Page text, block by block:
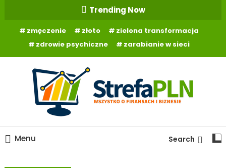
Content
Trending Now
zmęczenie złoto
zielona transformacja
zdrowie psychiczne
zarabianie w sieci
StrefaPLN.pl
Menu Search